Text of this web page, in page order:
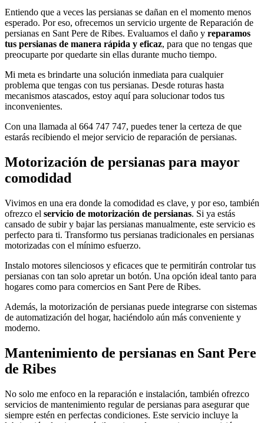
Entiendo que a veces las persianas se dañan en el momento menos
esperado. Por eso, ofrecemos un servicio urgente de Reparación de
persianas en Sant Pere de Ribes. Evaluamos el daño y reparamos
tus persianas de manera rápida y eficaz, para que no tengas que
preocuparte por quedarte sin ellas durante mucho tiempo.
Mi meta es brindarte una solución inmediata para cualquier
problema que tengas con tus persianas. Desde roturas hasta
mecanismos atascados, estoy aquí para solucionar todos tus
inconvenientes.
Con una llamada al 664 747 747, puedes tener la certeza de que
estarás recibiendo el mejor servicio de reparación de persianas.
Motorización de persianas para mayor
comodidad
Vivimos en una era donde la comodidad es clave, y por eso, también
ofrezco el servicio de motorización de persianas. Si ya estás
cansado de subir y bajar las persianas manualmente, este servicio es
perfecto para ti. Transformo tus persianas tradicionales en persianas
motorizadas con el mínimo esfuerzo.
Instalo motores silenciosos y eficaces que te permitirán controlar tus
persianas con tan solo apretar un botón. Una opción ideal tanto para
hogares como para comercios en Sant Pere de Ribes.
Además, la motorización de persianas puede integrarse con sistemas
de automatización del hogar, haciéndolo aún más conveniente y
moderno.
Mantenimiento de persianas en Sant Pere
de Ribes
No solo me enfoco en la reparación e instalación, también ofrezco
servicios de mantenimiento regular de persianas para asegurar que
siempre estén en perfectas condiciones. Este servicio incluye la